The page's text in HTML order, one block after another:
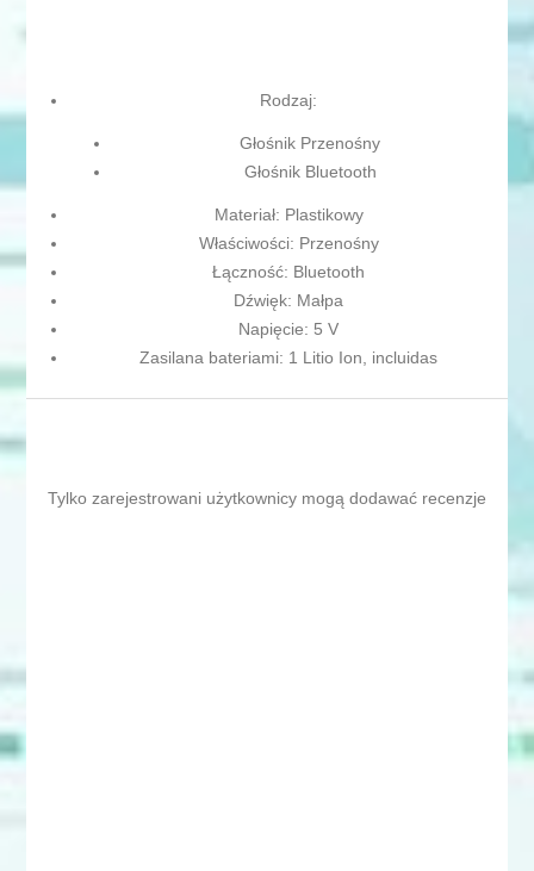
Rodzaj:
Głośnik Przenośny
Głośnik Bluetooth
Materiał: Plastikowy
Właściwości: Przenośny
Łączność: Bluetooth
Dźwięk: Małpa
Napięcie: 5 V
Zasilana bateriami: 1 Litio Ion, incluidas
Tylko zarejestrowani użytkownicy mogą dodawać recenzje